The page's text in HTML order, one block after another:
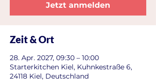
Jetzt anmelden
Zeit & Ort
28. Apr. 2027, 09:30 – 10:00
Starterkitchen Kiel, Kuhnkestraße 6,
24118 Kiel, Deutschland